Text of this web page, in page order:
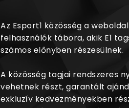
Az Esport1 közösség a
felhasználók tábora, akik E1
számos előnyben részesülnek.
A közösség tagjai rendszeres
vehetnek részt, garantált
exkluzív kedvezményekben